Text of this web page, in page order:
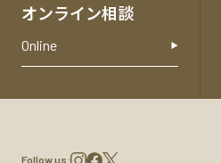
オンライン相談
Online
Follow us: